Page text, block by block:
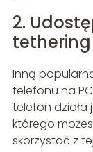
2.
tethering
Inną
telefonu na
telefon działa
którego
skorzystać z